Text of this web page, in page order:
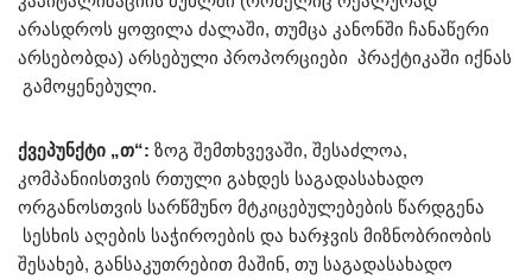
არასდროს ყოფილა ძალაში, თუმცა კანონში ჩანაწერი
არსებობდა) არსებული პროპორციები პრაქტიკაში იქნას
გამოყენებული.
ქვეპუნქტი „თ“: ზოგ შემთხვევაში, შესაძლოა,
კომპანიისთვის რთული გახდეს საგადასახადო
ორგანოსთვის სარწმუნო მტკიცებულებების წარდგენა
სესხის აღების საჭიროების და ხარჯვის მიზნობრიობის
შესახებ, განსაკუთრებით მაშინ, თუ საგადასახადო